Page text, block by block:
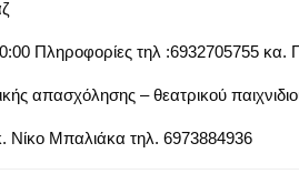
Πληροφορίες τηλ :6932705755 κα.
απασχόλησης – θεατρικού
Νίκο Μπαλιάκα τηλ. 6973884936